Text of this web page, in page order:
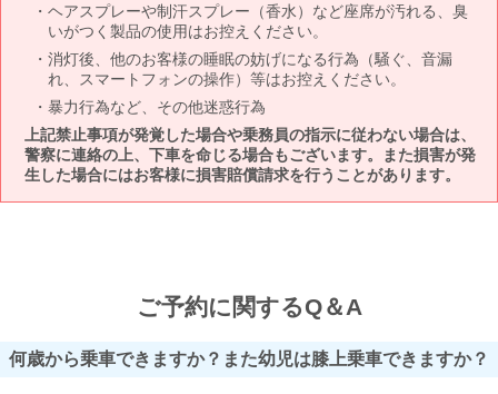
ヘアスプレーや制汗スプレー（香水）など座席が汚れる、臭
いがつく製品の使用はお控えください。
消灯後、他のお客様の睡眠の妨げになる行為（騒ぐ、音漏
れ、スマートフォンの操作）等はお控えください。
暴力行為など、その他迷惑行為
上記禁止事項が発覚した場合や乗務員の指示に従わない場合は、
警察に連絡の上、下車を命じる場合もございます。また損害が発
生した場合にはお客様に損害賠償請求を行うことがあります。
ご予約に関するQ＆A
何歳から乗車できますか？また幼児は膝上乗車できますか？